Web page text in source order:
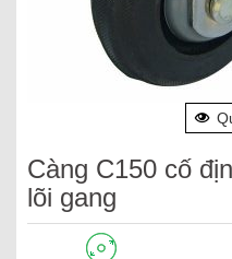
Càng C150 cố
lõi gang